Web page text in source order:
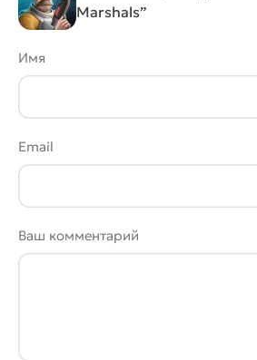
Marshals”
Имя
Email
Ваш комментарий